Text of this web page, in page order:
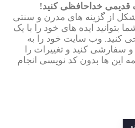
قدیمی خداحافظی کنید!
از گزینه های مدرن و سنتی
بتوانید ایده های خود را با یک
کنید. وب سایت خود را به
و سفارشی کنید و تغییرات را
این ها بدون کد نویسی انجام